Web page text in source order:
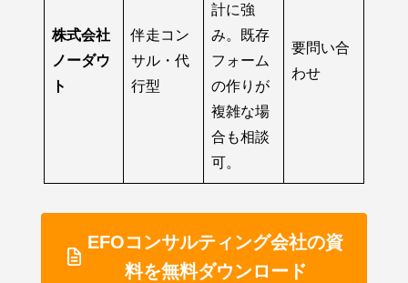
株式会社
ノーダウ
ト
伴走コン
サル・代
行型
計に強
み。既存
フォーム
の作りが
複雑な場
合も相談
可。
要問い合
わせ
EFOコンサルティング会社の資
料を無料ダウンロード